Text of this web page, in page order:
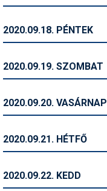
Snowboard
Szakértők
2020.09.18. PÉNTEK
2020.09.19. SZOMBAT
2020.09.20. VASÁRNAP
2020.09.21. HÉTFŐ
2020.09.22. KEDD